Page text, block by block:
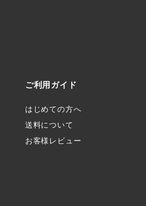
ご利用ガイド
はじめての方へ
送料について
お客様レビュー